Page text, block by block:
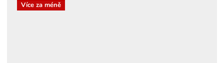
Více za méně